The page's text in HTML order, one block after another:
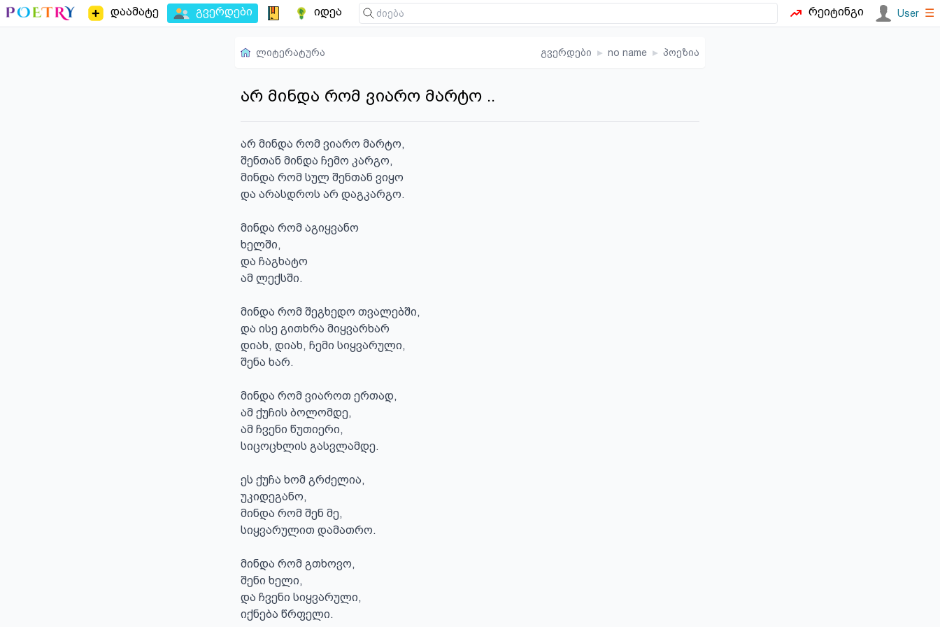
დაამატე გვერდები იდეა რეიტინგი User ☰
ლიტერატურა გვერდები ▸ no name ▸ პოეზია
არ მინდა რომ ვიარო მარტო ..
არ მინდა რომ ვიარო მარტო,
შენთან მინდა ჩემო კარგო,
მინდა რომ სულ შენთან ვიყო
და არასდროს არ დაგკარგო.
მინდა რომ აგიყვანო
ხელში,
და ჩაგხატო
ამ ლექსში.
მინდა რომ შეგხედო თვალებში,
და ისე გითხრა მიყვარხარ
დიახ, დიახ, ჩემი სიყვარული,
შენა ხარ.
მინდა რომ ვიაროთ ერთად,
ამ ქუჩის ბოლომდე,
ამ ჩვენი წუთიერი,
სიცოცხლის გასვლამდე.
ეს ქუჩა ხომ გრძელია,
უკიდეგანო,
მინდა რომ შენ მე,
სიყვარულით დამათრო.
მინდა რომ გთხოვო,
შენი ხელი,
და ჩვენი სიყვარული,
იქნება წრფელი.